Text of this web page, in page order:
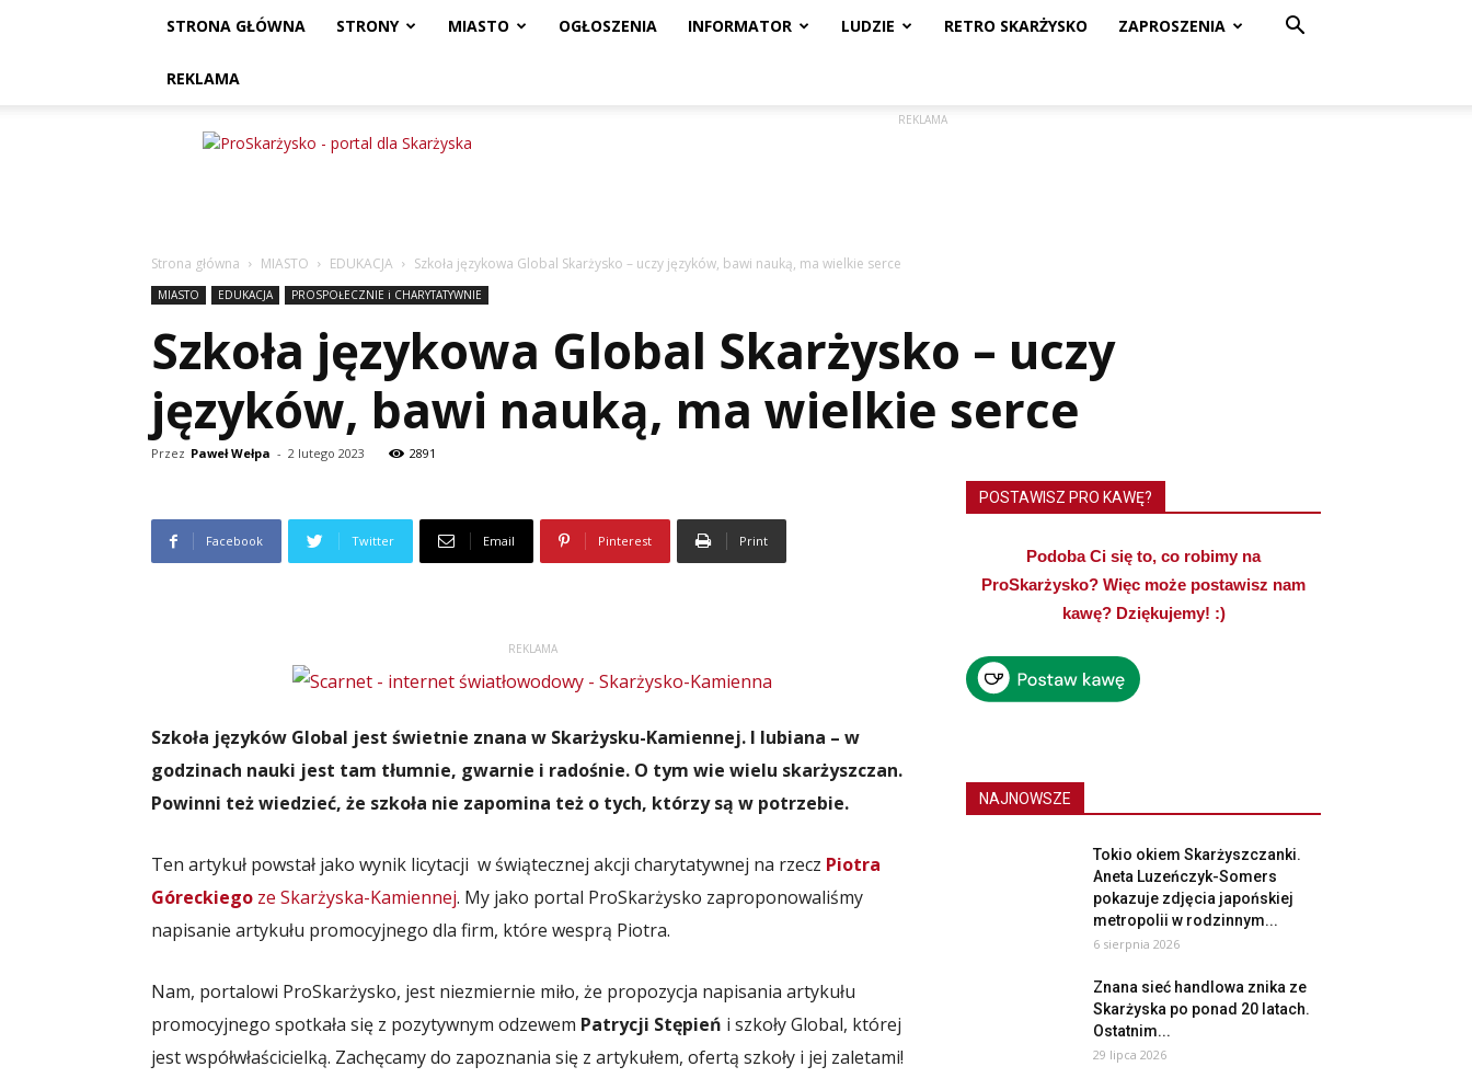
STRONA GŁÓWNA STRONY MIASTO OGŁOSZENIA INFORMATOR LUDZIE RETRO SKARŻYSKO ZAPROSZENIA
REKLAMA
ProSkarżysko
REKLAMA
Strona główna MIASTO EDUKACJA Szkoła językowa Global Skarżysko – uczy języków, bawi nauką, ma wielkie serce
MIASTO EDUKACJA PROSPOŁECZNIE i CHARYTATYWNIE
Szkoła językowa Global Skarżysko – uczy
języków, bawi nauką, ma wielkie serce
Przez Paweł Wełpa - 2 lutego 2023 2891
Facebook Twitter Email Pinterest Print
REKLAMA
Szkoła języków Global jest świetnie znana w Skarżysku-Kamiennej. I lubiana – w
godzinach nauki jest tam tłumnie, gwarnie i radośnie. O tym wie wielu skarżyszczan.
Powinni też wiedzieć, że szkoła nie zapomina też o tych, którzy są w potrzebie.
Ten artykuł powstał jako wynik licytacji w świątecznej akcji charytatywnej na rzecz Piotra
Góreckiego ze Skarżyska-Kamiennej. My jako portal ProSkarżysko zaproponowaliśmy
napisanie artykułu promocyjnego dla firm, które wesprą Piotra.
Nam, portalowi ProSkarżysko, jest niezmiernie miło, że propozycja napisania artykułu
promocyjnego spotkała się z pozytywnym odzewem Patrycji Stępień i szkoły Global, której
jest współwłaścicielką. Zachęcamy do zapoznania się z artykułem, ofertą szkoły i jej zaletami!
POSTAWISZ PRO KAWĘ?
Podoba Ci się to, co robimy na
ProSkarżysko? Więc może postawisz nam
kawę? Dziękujemy! :)
NAJNOWSZE
Tokio okiem Skarżyszczanki.
Aneta Luzeńczyk-Somers
pokazuje zdjęcia japońskiej
metropolii w rodzinnym...
6 sierpnia 2026
Znana sieć handlowa znika ze
Skarżyska po ponad 20 latach.
Ostatnim...
29 lipca 2026